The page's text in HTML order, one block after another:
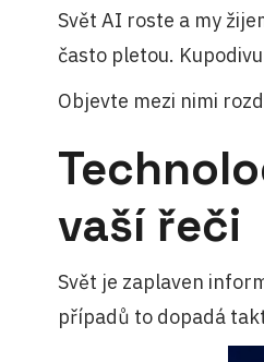
Svět AI roste a my
často pletou.
Objevte mezi nimi
vaší řeči
Svět je zaplaven
případů to dopadá